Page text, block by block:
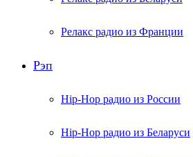
Релакс радио из Франции
Рэп
Hip-Hop радио из России
Hip-Hop радио из Беларуси